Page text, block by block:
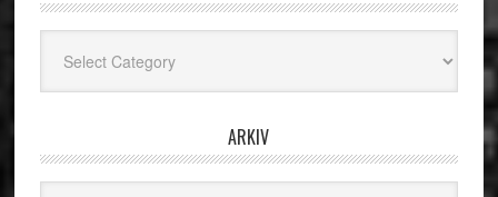
ARKIV